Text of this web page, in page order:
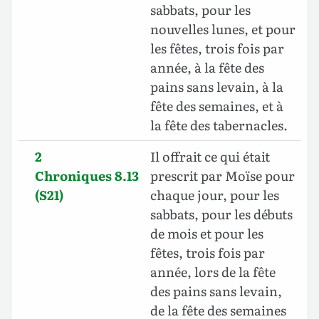
sabbats, pour les
nouvelles lunes, et pour
les fêtes, trois fois par
année, à la fête des
pains sans levain, à la
fête des semaines, et à
la fête des tabernacles.
2
Chroniques 8.13
(S21)
Il offrait ce qui était
prescrit par Moïse pour
chaque jour, pour les
sabbats, pour les débuts
de mois et pour les
fêtes, trois fois par
année, lors de la fête
des pains sans levain,
de la fête des semaines